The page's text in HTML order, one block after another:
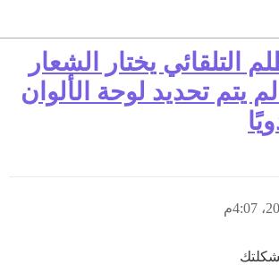
التلقائي يختار الشعار
يتم تحديد لوحة الألوان